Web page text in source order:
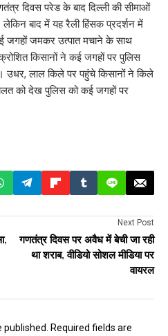
दिवस परेड के बाद दिल्ली की सीमाओं
बाद में यह रैली हिंसक प्रदर्शन में
जगहों जमकर उत्पात मचाने के साथ
किसानों ने कई जगहों पर पुलिस
उधर, लाल किले पर पहुंचे किसानों ने किले
को देख पुलिस को कई जगहों पर
Next Post
गणतंत्र दिवस पर अवैध में बेची जा रही
था शराब, वीडियो सोशल मीडिया पर
वायरल
Required fields are